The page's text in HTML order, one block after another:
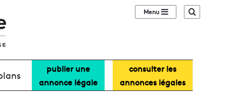
Sidebar (barre
publier une
annonce légale
consulter les
annonces légales